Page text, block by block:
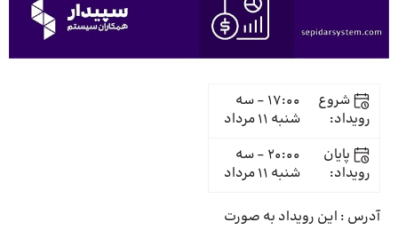
شروع
رویداد:
17:00 - سه
شنبه ۱۱ مرداد
پایان
رویداد:
20:00 - سه
شنبه ۱۱ مرداد
آدرس : این رویداد به صورت